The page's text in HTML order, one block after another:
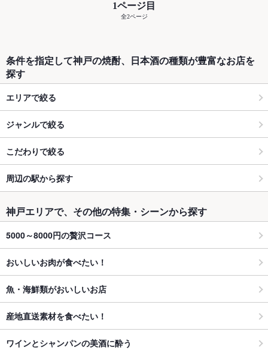
1ページ目
全2ページ
条件を指定して神戸の焼酎、日本酒の種類が豊富なお店を
探す
エリアで絞る
ジャンルで絞る
こだわりで絞る
周辺の駅から探す
神戸エリアで、その他の特集・シーンから探す
5000～8000円の贅沢コース
おいしいお肉が食べたい！
魚・海鮮類がおいしいお店
産地直送素材を食べたい！
ワインとシャンパンの美酒に酔う